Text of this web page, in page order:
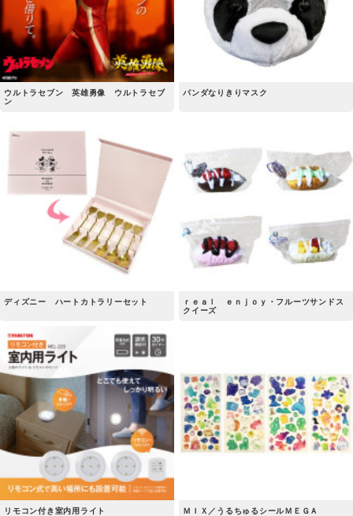
ウルトラセブン 英雄勇像 ウルトラセブ
ン
パンダなりきりマスク
ディズニー ハートカトラリーセット
ｒｅａｌ ｅｎｊｏｙ・フルーツサンドス
クイーズ
リモコン付き室内用ライト ＭＩＸ／うるちゅるシールＭＥＧＡ